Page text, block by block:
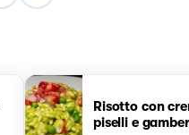
Risotto con
piselli e